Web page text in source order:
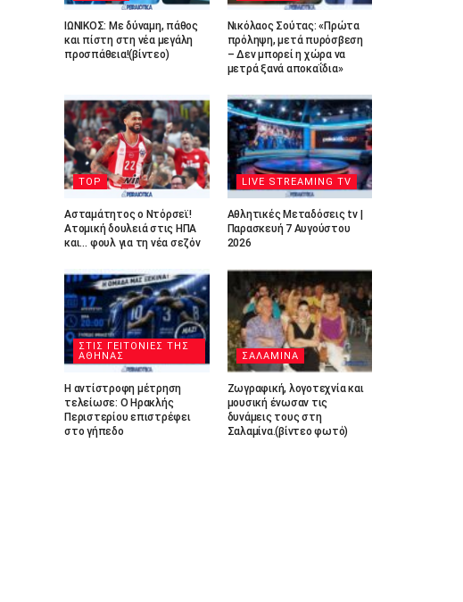
ΙΩΝΙΚΟΣ: Με δύναμη, πάθος
και πίστη στη νέα μεγάλη
προσπάθεια!(βίντεο)
Νικόλαος Σούτας: «Πρώτα
πρόληψη, μετά πυρόσβεση
– Δεν μπορεί η χώρα να
μετρά ξανά αποκαΐδια»
TOP
Ασταμάτητος ο Ντόρσεϊ!
Ατομική δουλειά στις ΗΠΑ
και… φουλ για τη νέα σεζόν
LIVE STREAMING TV
Αθλητικές Μεταδόσεις tv |
Παρασκευή 7 Αυγούστου
2026
ΣΤΙΣ ΓΕΙΤΟΝΙΕΣ ΤΗΣ
ΑΘΗΝΑΣ
Η αντίστροφη μέτρηση
τελείωσε: Ο Ηρακλής
Περιστερίου επιστρέφει
στο γήπεδο
ΣΑΛΑΜΙΝΑ
Ζωγραφική, λογοτεχνία και
μουσική ένωσαν τις
δυνάμεις τους στη
Σαλαμίνα.(βίντεο φωτό)